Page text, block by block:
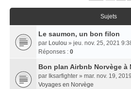
Sujets
Le saumon, un bon filon
par Loulou » jeu. nov. 25, 2021
Réponses : 0
Bon plan Airbnb Norvège à
par Iksarfighter » mar. nov. 19,
Voyages en Norvège